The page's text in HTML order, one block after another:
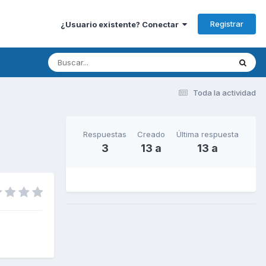
¿Usuario existente? Conectar Registrar
Toda la actividad
Respuestas
3
Creado
13 a
Última respuesta
13 a